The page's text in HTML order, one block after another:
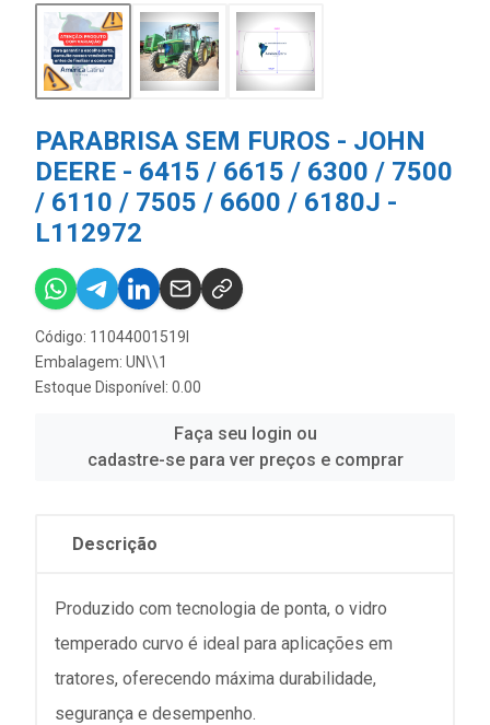
PARABRISA SEM FUROS - JOHN
DEERE - 6415 / 6615 / 6300 / 7500
/ 6110 / 7505 / 6600 / 6180J -
L112972
Código: 11044001519I
Embalagem: UN\\1
Estoque Disponível: 0.00
Faça seu login ou
cadastre-se para ver preços e comprar
Descrição
Produzido com tecnologia de ponta, o vidro
temperado curvo é ideal para aplicações em
tratores, oferecendo máxima durabilidade,
segurança e desempenho.